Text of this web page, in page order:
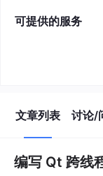
可提供的服务
文章列表 讨论/
编写 Qt 跨线